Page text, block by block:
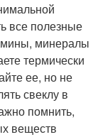
все полезные
минералы
термически
ее, но не
свеклу в
помнить,
веществ